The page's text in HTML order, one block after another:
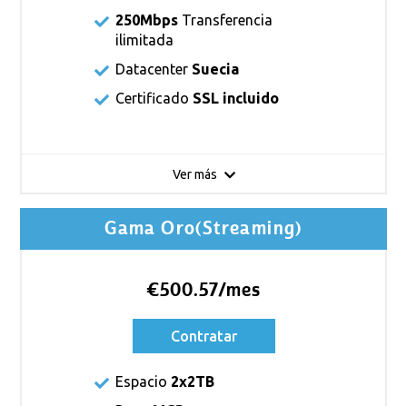
250Mbps Transferencia
ilimitada
Datacenter Suecia
Certificado SSL incluido
Ver más
Gama Oro(Streaming)
€500.57/mes
Contratar
Espacio 2x2TB